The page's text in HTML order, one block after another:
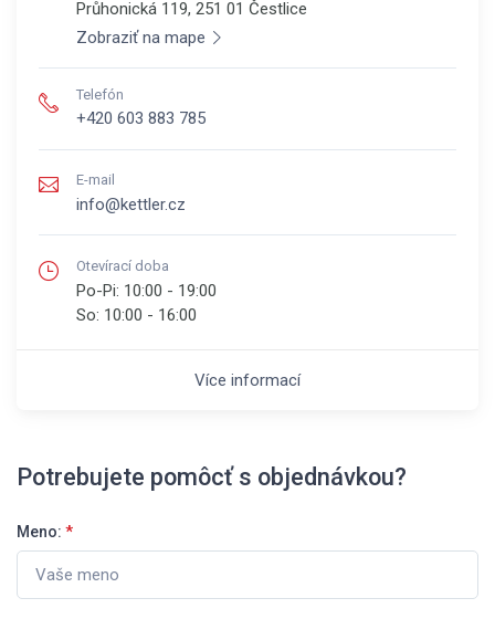
Průhonická 119, 251 01 Čestlice
Zobraziť na mape
Telefón
+420 603 883 785
E-mail
info@kettler.cz
Otevírací doba
Po-Pi: 10:00 - 19:00
So: 10:00 - 16:00
Více informací
Potrebujete pomôcť s objednávkou?
Meno: *